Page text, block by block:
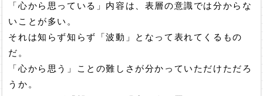
「心から思っている」内容は、表層の意識では分からな
いことが多い。
それは知らず知らず「波動」となって表れてくるもの
だ。
「心から思う」ことの難しさが分かっていただけただろ
うか。